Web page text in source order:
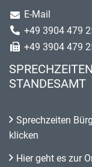
E-Mail
+49 3904 479
+49 3904 479
STANDESAMT
Sprechzeiten
klicken
Hier geht es zur